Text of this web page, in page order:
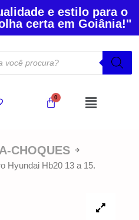
e estilo para o
certa em Goiânia!"
CHOQUES
Hyundai Hb20 13 a 15.